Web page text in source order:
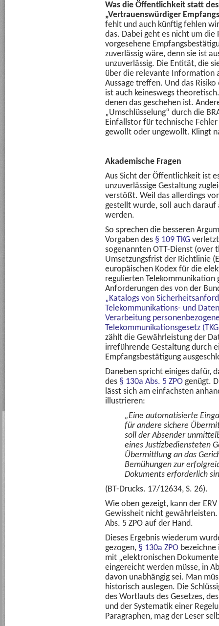
Was die Öffentlichkeit statt
„Vertrauenswürdiger
fehlt und auch künftig fehlen
das. Dabei geht es nicht um
vorgesehene
zuverlässig wäre, denn sie ist
unzuverlässig. Die Entität, die
über die relevante Information
Aussage treffen. Und das
ist auch keineswegs
denen das geschehen ist.
„Umschlüsselung“ durch die
Einfallstor für technische
gewollt oder ungewollt. Klingt
Akademische Fragen
Aus Sicht der Öffentlichkeit ist
unzuverlässige Gestaltung
verstößt. Weil das allerdings
gestellt wurde, soll auch darauf
werden.
So sprechen die besseren
Vorgaben des § 109 TKG
sogenannten OTT-Dienst (over
Umsetzungsfrist der Richtlinie
europäischen Kodex für die
regulierten Telekommunikation
Anforderungen des von der
„Katalogs von
Telekommunikations- und
Verarbeitung
Telekommunikationsgesetz
zählt die Gewährleistung der
irreführende Gestaltung durch
Empfangsbestätigung
Daneben spricht einiges dafür,
des § 130a Abs. 5 ZPO genügt.
lässt sich am einfachsten
illustrieren:
„Eine automatisierte
für andere sichere
soll der Absender
eines Justizbediensteten
Übermittlung an das
Bemühungen zur
Dokuments erforderlich
(BT-Drucks. 17/12634, S. 26).
Wie oben gezeigt, kann der
Gewissheit nicht
Abs. 5 ZPO auf der Hand.
Dieses Ergebnis wiederum
gezogen, § 130a ZPO bezeichne
mit „elektronischen
eingereicht werden müsse, in
davon unabhängig sei. Man
historisch auslegen. Die
des Wortlauts des Gesetzes,
und der Systematik einer
Paragraphen, mag der Leser